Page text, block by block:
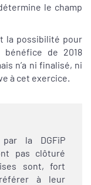
le champ
la possibilité pour
de 2018
n’a ni finalisé, ni
à cet exercice.
la DGFiP
pas clôturé
sont, fort
à leur